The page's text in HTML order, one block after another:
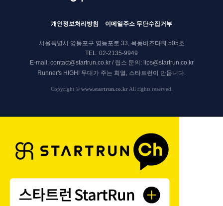
개인정보처리방침 이메일주소 무단수집거부
서울특별시 영등포구 영등포로 33, 목동비즈타워 505호
TEL: 02-2135-9949
E-mail: contact@startrun.co.kr / 립스 문의: lips@startrun.co.kr
Runner's HIGH! 무대가 주는 희열, 스타트런이 만듭니다.
Copyright© www.startrun.co.kr All rights reserved.